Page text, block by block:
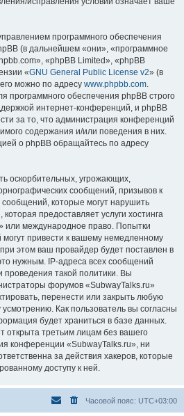
программного обеспечения
(в дальнейшем «они», «программное
«phpBB Limited», «phpBB
«GNU General Public License v2» (в
можно по адресу www.phpbb.com.
программного обеспечения phpBB строго
интернет-конференций, и phpBB
за то, что администрация конференций
содержания и/или поведения в них.
о phpBB обращайтесь по адресу
оскорбительных, угрожающих,
сообщений, призывов к
которые могут нарушить
предоставляет услуги хостинга
или международное право. Попытки
привести к вашему немедленному
этом ваш провайдер будет поставлен в
нужным. IP-адреса всех сообщений
проведения такой политики. Вы
форумов «SubwayTalks.ru»
перенести или закрыть любую
Как пользователь вы согласны
будет храниться в базе данных.
открыта третьим лицам без вашего
конференции «SubwayTalks.ru», ни
за действия хакеров, которые
доступу к ней.
Часовой пояс: UTC+03:00